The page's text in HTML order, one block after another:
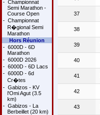
- Championnat
Semi Marathon -
Course Open
- Championnat
R�gional Semi
Marathon
Hors Réunion
- 6000D - 6D
Marathon
- 6000D 2026
- 6000D - 6D Lacs
- 6000D - 6d
Cr�tes
- Gabizos - KV
l'Omi Agut (3.5
km)
- Gabizos - La
Berbeillet (20 km)
37
38
39
40
41
42
43